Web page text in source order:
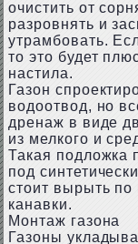
очистить от
разровнять и
утрамбовать.
то это будет
настила.
Газон
водоотвод, но
дренаж в виде
из мелкого и
Такая подложка
под
стоит вырыть
канавки.
Монтаж газона
Газоны